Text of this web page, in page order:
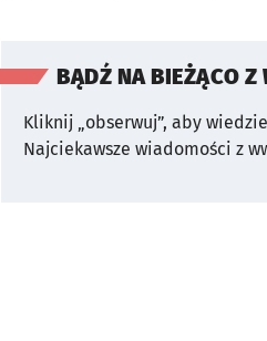
BĄDŹ NA BIEŻĄCO Z
Kliknij „obserwuj”, aby
Najciekawsze wiadomości z